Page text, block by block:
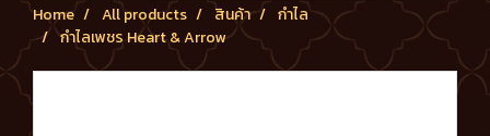
Home All products สินค้า
กำไล
กำไลเพชร Heart & Arrow